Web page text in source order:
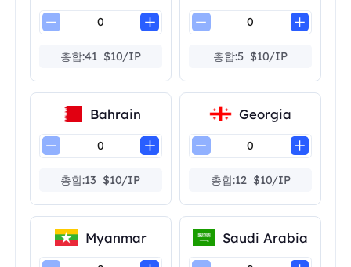
총합:41 $10/IP 총합:5 $10/IP
Bahrain
총합:13 $10/IP
Georgia
총합:12 $10/IP
Myanmar Saudi Arabia